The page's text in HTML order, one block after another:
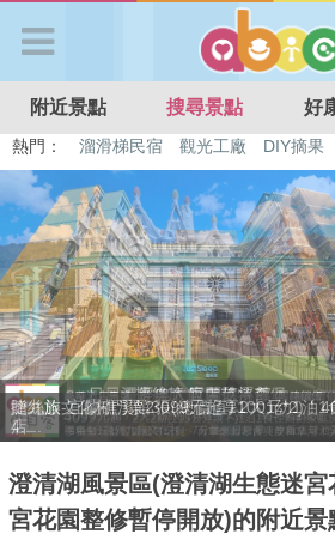
APP登入
首 頁
搜尋景點
好康優惠
最新消息
最新留言
附近景點 搜尋景點 好
熱門： 特色遊戲場 親子住房優惠 台北
溜滑梯民宿
觀光工廠 DIY摘果 日本親子
贈九族文化村門票2張(總價值1100元*2)！
店...
澄清湖風景區(澄清湖生態迷
宮花園整修暫停開放)的附近景